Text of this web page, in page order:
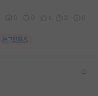
로그인하기